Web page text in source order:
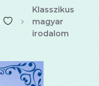
Klasszikus
magyar
irodalom